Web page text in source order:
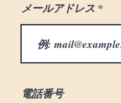
メールアドレス
電話番号